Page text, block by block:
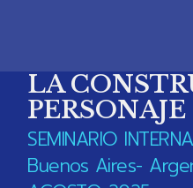
LA
PERSONAJE
SEMINARIO
Buenos Aires-